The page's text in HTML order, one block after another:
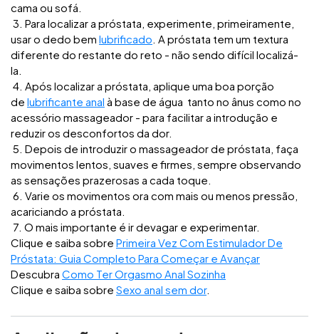
cama ou sofá.
3. Para localizar a próstata, experimente, primeiramente,
usar o dedo bem lubrificado. A próstata tem um textura
diferente do restante do reto - não sendo difícil localizá-
la.
4. Após localizar a próstata, aplique uma boa porção
de lubrificante anal à base de água tanto no ânus como no
acessório massageador - para facilitar a introdução e
reduzir os desconfortos da dor.
5. Depois de introduzir o massageador de próstata, faça
movimentos lentos, suaves e firmes, sempre observando
as sensações prazerosas a cada toque.
6. Varie os movimentos ora com mais ou menos pressão,
acariciando a próstata.
7. O mais importante é ir devagar e experimentar.
Clique e saiba sobre Primeira Vez Com Estimulador De
Próstata: Guia Completo Para Começar e Avançar
Descubra Como Ter Orgasmo Anal Sozinha
Clique e saiba sobre Sexo anal sem dor.